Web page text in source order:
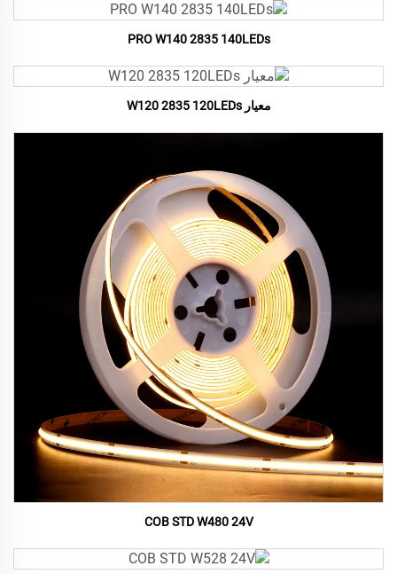
PRO W140 2835 140LEDs
معيار W120 2835 120LEDs
COB STD W480 24V